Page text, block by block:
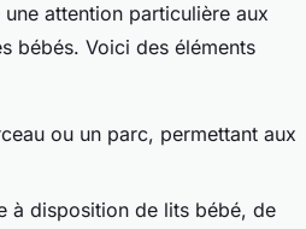
attention particulière aux
bébés. Voici des éléments
ou un parc, permettant aux
à disposition de lits bébé, de